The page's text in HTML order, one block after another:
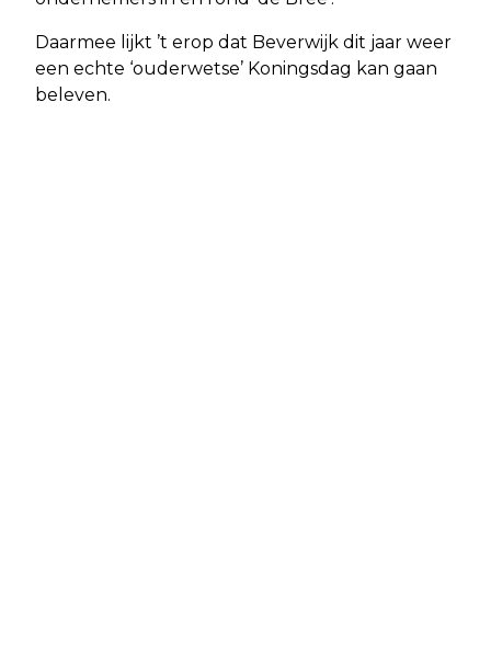
Daarmee lijkt ’t erop dat Beverwijk dit jaar weer
een echte ‘ouderwetse’ Koningsdag kan gaan
beleven.